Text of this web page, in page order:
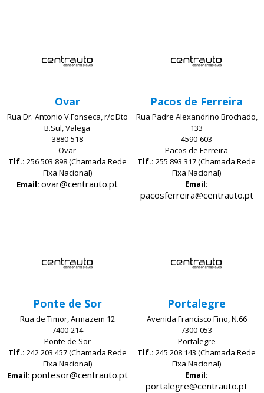
Ovar
Rua Dr. Antonio V.Fonseca, r/c Dto
B.Sul, Valega
3880-518
Ovar
Tlf.: 256 503 898 (Chamada Rede
Fixa Nacional)
Email: ovar@centrauto.pt
Pacos de Ferreira
Rua Padre Alexandrino Brochado,
133
4590-603
Pacos de Ferreira
Tlf.:255 893 317 (Chamada Rede
Fixa Nacional)
Email:
pacosferreira@centrauto.pt
Ponte de Sor
Rua de Timor, Armazem 12
7400-214
Ponte de Sor
Tlf.: 242 203 457 (Chamada Rede
Fixa Nacional)
Email: pontesor@centrauto.pt
Portalegre
Avenida Francisco Fino, N.66
7300-053
Portalegre
Tlf.:245 208 143 (Chamada Rede
Fixa Nacional)
Email:
portalegre@centrauto.pt